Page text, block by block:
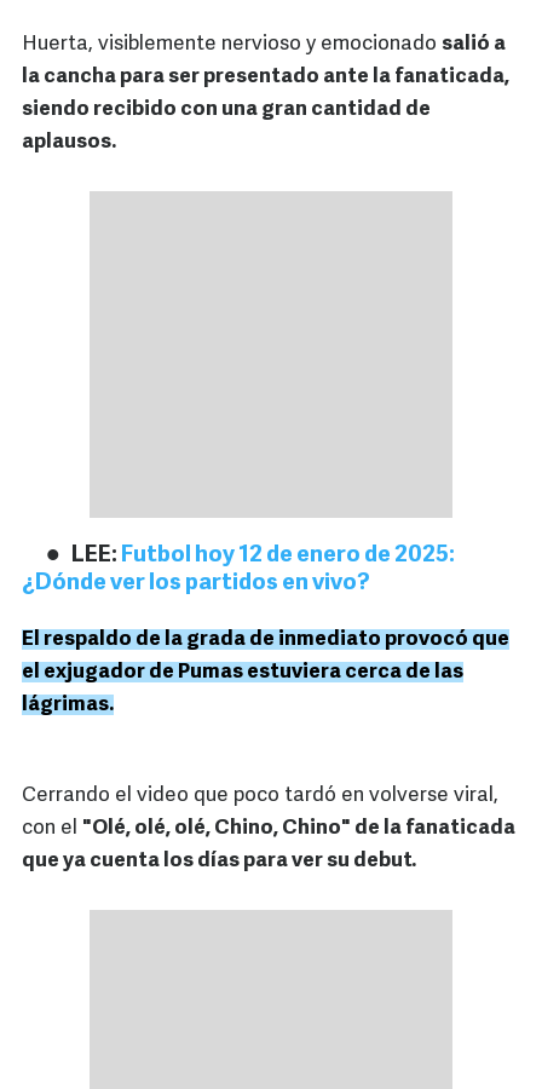
Huerta, visiblemente nervioso y emocionado salió a
la cancha para ser presentado ante la fanaticada,
siendo recibido con una gran cantidad de
aplausos.
LEE: Futbol hoy 12 de enero de 2025:
¿Dónde ver los partidos en vivo?
El respaldo de la grada de inmediato provocó que
el exjugador de Pumas estuviera cerca de las
lágrimas.
Cerrando el video que poco tardó en volverse viral,
con el "Olé, olé, olé, Chino, Chino" de la fanaticada
que ya cuenta los días para ver su debut.